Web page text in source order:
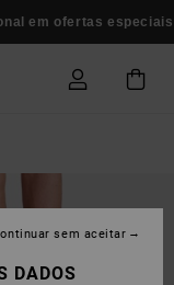
em ofertas especiais
DADOS
sem aceitar